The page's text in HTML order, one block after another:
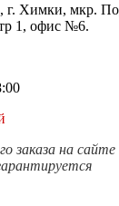
г. Химки, мкр.
1, офис №6.
заказа на